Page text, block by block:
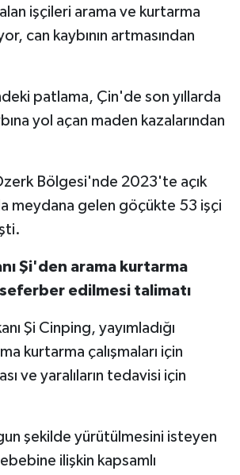
işçileri arama ve kurtarma
can kaybının artmasından
patlama, Çin'de son yıllarda
yol açan maden kazalarından
Bölgesi'nde 2023'te açık
meydana gelen göçükte 53 işçi
Şi'den arama kurtarma
seferber edilmesi talimatı
Şi Cinping, yayımladığı
kurtarma çalışmaları için
ve yaralıların tedavisi için
şekilde yürütülmesini isteyen
ilişkin kapsamlı